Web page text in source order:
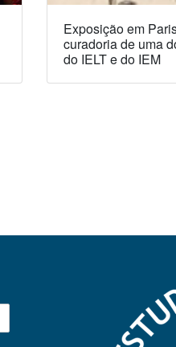
Exposição em
curadoria de uma
do IELT e do IEM